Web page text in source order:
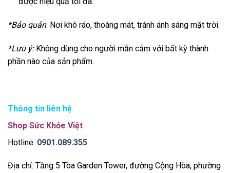
*Bảo quản: Nơi khô ráo, thoáng mát, tránh ánh sáng mặt trời.
*Lưu ý:Không dùng cho người mẫn cảm với bất kỳ thành
phần nào của sản phẩm.
Thông tin liên hệ
Shop Sức Khỏe Việt
Hotline: 0901.089.355
Địa chỉ: Tầng 5 Tòa Garden Tower, đường Cộng Hòa, phường